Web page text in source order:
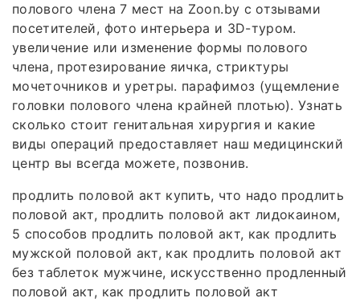
полового члена 7 мест на Zoon.by с отзывами
посетителей, фото интерьера и 3D-туром.
увеличение или изменение формы полового
члена, протезирование яичка, стриктуры
мочеточников и уретры. парафимоз (ущемление
головки полового члена крайней плотью). Узнать
сколько стоит генитальная хирургия и какие
виды операций предоставляет наш медицинский
центр вы всегда можете, позвонив.
продлить половой акт купить, что надо продлить
половой акт, продлить половой акт лидокаином,
5 способов продлить половой акт, как продлить
мужской половой акт, как продлить половой акт
без таблеток мужчине, искусственно продленный
половой акт, как продлить половой акт